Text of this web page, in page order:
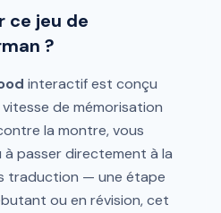
ce jeu de
?
interactif est conçu
de mémorisation
la montre, vous
passer directement à la
traduction — une étape
ou en révision, cet